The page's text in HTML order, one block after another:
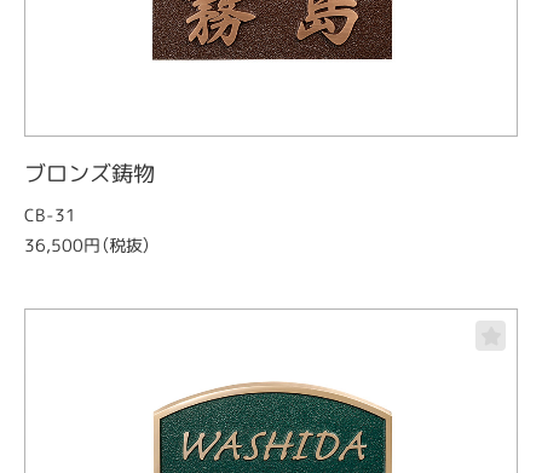
ブロンズ鋳物
CB-31
36,500円（税抜）